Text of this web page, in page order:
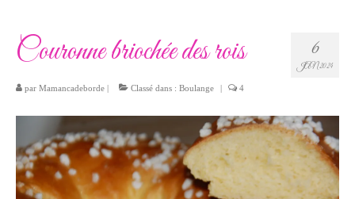
6
JAN 2024
Couronne briochée des rois
par Mamancadeborde | Classé dans : Boulange | 4